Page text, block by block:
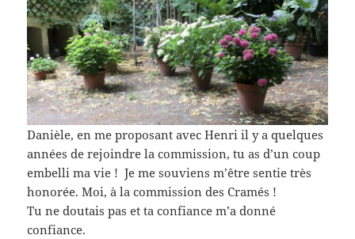
Danièle, en me proposant avec Henri il y a quelques
années de rejoindre la commission, tu as d’un coup
embelli ma vie ! Je me souviens m’être sentie très
honorée. Moi, à la commission des Cramés !
Tu ne doutais pas et ta confiance m’a donné
confiance.